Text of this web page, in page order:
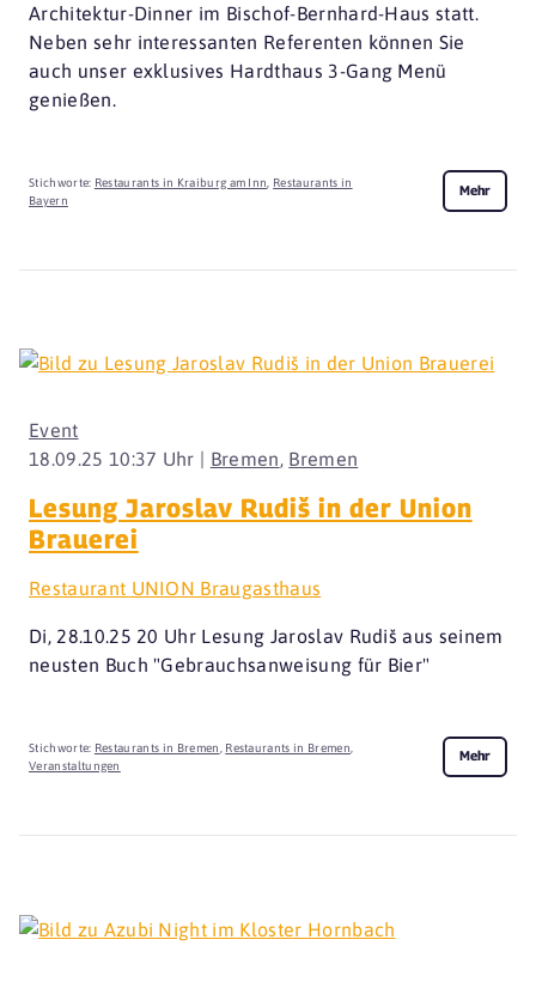
Architektur-Dinner im Bischof-Bernhard-Haus statt.
Neben sehr interessanten Referenten können Sie
auch unser exklusives Hardthaus 3-Gang Menü
genießen.
Stichworte: Restaurants in Kraiburg am Inn
Restaurants in
Bayern
Mehr
18.09.25 10:37 Uhr | Bremen, Bremen
Event
Lesung Jaroslav Rudiš in der Union
Brauerei
Restaurant UNION Braugasthaus
Di, 28.10.25 20 Uhr Lesung Jaroslav Rudiš aus seinem
neusten Buch "Gebrauchsanweisung für Bier"
Stichworte: Restaurants in Bremen Restaurants in Bremen
Veranstaltungen
Mehr